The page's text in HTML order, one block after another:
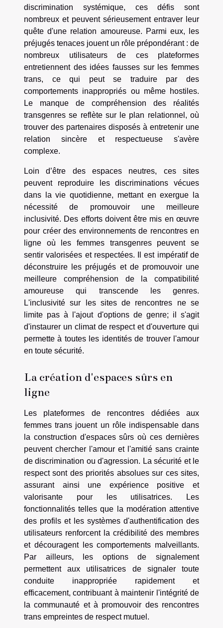
discrimination systémique, ces défis sont
nombreux et peuvent sérieusement entraver leur
quête d'une relation amoureuse. Parmi eux, les
préjugés tenaces jouent un rôle prépondérant : de
nombreux utilisateurs de ces plateformes
entretiennent des idées fausses sur les femmes
trans, ce qui peut se traduire par des
comportements inappropriés ou même hostiles.
Le manque de compréhension des réalités
transgenres se reflète sur le plan relationnel, où
trouver des partenaires disposés à entretenir une
relation sincère et respectueuse s'avère
complexe.
Loin d’être des espaces neutres, ces sites
peuvent reproduire les discriminations vécues
dans la vie quotidienne, mettant en exergue la
nécessité de promouvoir une meilleure
inclusivité. Des efforts doivent être mis en œuvre
pour créer des environnements de rencontres en
ligne où les femmes transgenres peuvent se
sentir valorisées et respectées. Il est impératif de
déconstruire les préjugés et de promouvoir une
meilleure compréhension de la compatibilité
amoureuse qui transcende les genres.
L'inclusivité sur les sites de rencontres ne se
limite pas à l'ajout d'options de genre; il s'agit
d'instaurer un climat de respect et d'ouverture qui
permette à toutes les identités de trouver l'amour
en toute sécurité.
La création d'espaces sûrs en
ligne
Les plateformes de rencontres dédiées aux
femmes trans jouent un rôle indispensable dans
la construction d'espaces sûrs où ces dernières
peuvent chercher l'amour et l'amitié sans crainte
de discrimination ou d'agression. La sécurité et le
respect sont des priorités absolues sur ces sites,
assurant ainsi une expérience positive et
valorisante pour les utilisatrices. Les
fonctionnalités telles que la modération attentive
des profils et les systèmes d'authentification des
utilisateurs renforcent la crédibilité des membres
et découragent les comportements malveillants.
Par ailleurs, les options de signalement
permettent aux utilisatrices de signaler toute
conduite inappropriée rapidement et
efficacement, contribuant à maintenir l'intégrité de
la communauté et à promouvoir des rencontres
trans empreintes de respect mutuel.